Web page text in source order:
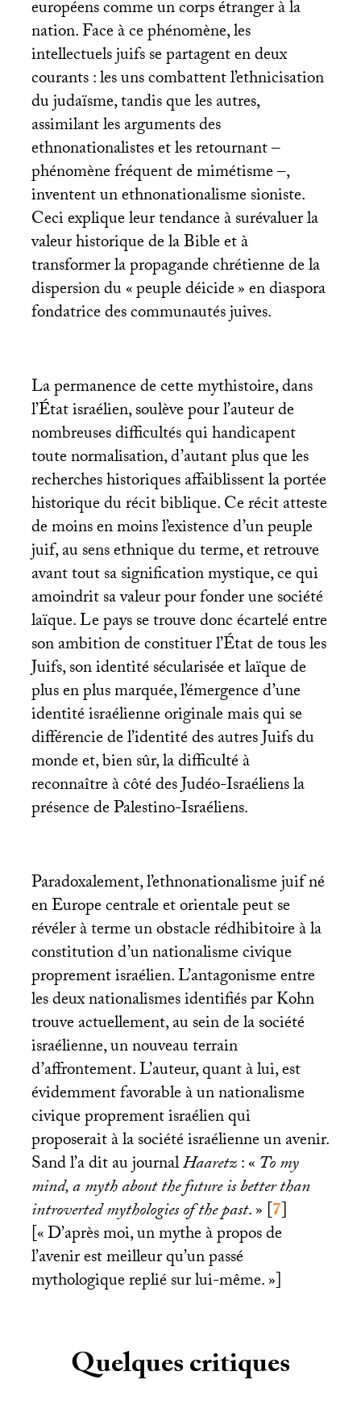
européens comme un corps étranger à la
nation. Face à ce phénomène, les
intellectuels juifs se partagent en deux
courants : les uns combattent l’ethnicisation
du judaïsme, tandis que les autres,
assimilant les arguments des
ethnonationalistes et les retournant –
phénomène fréquent de mimétisme –,
inventent un ethnonationalisme sioniste.
Ceci explique leur tendance à surévaluer la
valeur historique de la Bible et à
transformer la propagande chrétienne de la
dispersion du «peuple déicide» en diaspora
fondatrice des communautés juives.
La permanence de cette mythistoire, dans
l’État israélien, soulève pour l’auteur de
nombreuses difficultés qui handicapent
toute normalisation, d’autant plus que les
recherches historiques affaiblissent la portée
historique du récit biblique. Ce récit atteste
de moins en moins l’existence d’un peuple
juif, au sens ethnique du terme, et retrouve
avant tout sa signification mystique, ce qui
amoindrit sa valeur pour fonder une société
laïque. Le pays se trouve donc écartelé entre
son ambition de constituer l’État de tous les
Juifs, son identité sécularisée et laïque de
plus en plus marquée, l’émergence d’une
identité israélienne originale mais qui se
différencie de l’identité des autres Juifs du
monde et, bien sûr, la difficulté à
reconnaître à côté des Judéo-Israéliens la
présence de Palestino-Israéliens.
Paradoxalement, l’ethnonationalisme juif né
en Europe centrale et orientale peut se
révéler à terme un obstacle rédhibitoire à la
constitution d’un nationalisme civique
proprement israélien. L’antagonisme entre
les deux nationalismes identifiés par Kohn
trouve actuellement, au sein de la société
israélienne, un nouveau terrain
d’affrontement. L’auteur, quant à lui, est
évidemment favorable à un nationalisme
civique proprement israélien qui
proposerait à la société israélienne un avenir.
Sand l’a dit au journalHaaretz: «To my
mind, a myth about the future is better than
introverted mythologies of the past.»[7]
[«D’après moi, un mythe à propos de
l’avenir est meilleur qu’un passé
mythologique replié sur lui-même.»]
Quelques critiques